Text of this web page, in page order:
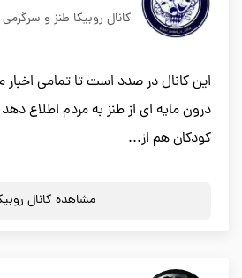
کانال روبیکا طنز و سرگرمی
این کانال در صدد است تا تمامی اخبار
درون مایه ای از طنز به مردم اطلاع
کودکان هم از...
مشاهده کانال